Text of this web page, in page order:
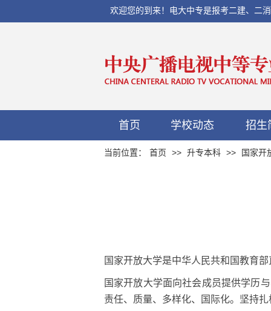
欢迎您的到来！电大中专是报考二建、二
首页 学校动态 招生
当前位置： 首页 >> 升专本科 >> 国家开
国家开放大学是中华人民共和国教育
国家开放大学面向社会成员提供学历
责任、质量、多样化、国际化。坚持